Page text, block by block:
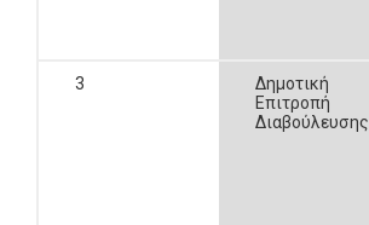
3
Δημοτική
Επιτροπή
Διαβούλευσης